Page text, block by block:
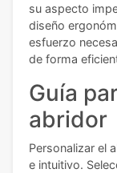
su aspecto
diseño
esfuerzo
de forma
Guía
abridor
Personalizar el
e intuitivo.